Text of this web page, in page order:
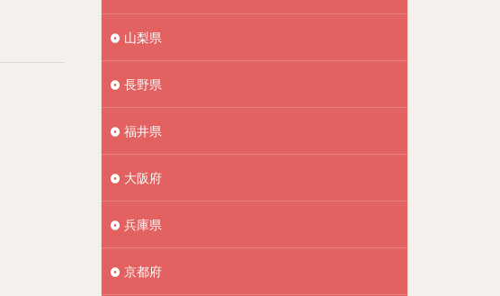
山梨県
長野県
福井県
大阪府
兵庫県
京都府